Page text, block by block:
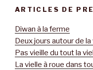
ARTICLES DE
Diwan à la ferme
Deux jours autour de la
Pas vieille du tout la
La vielle à roue dans